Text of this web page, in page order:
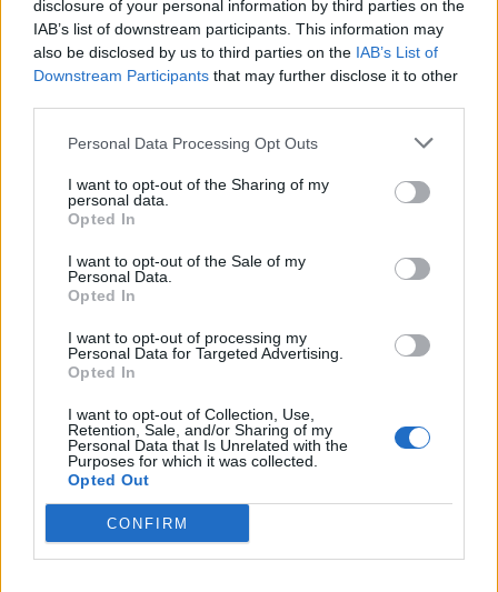
disclosure of your personal information by third parties on the
IAB’s list of downstream participants. This information may
also be disclosed by us to third parties on the IAB’s List of
Downstream Participants that may further disclose it to other
Personal Data Processing Opt Outs
I want to opt-out of the Sharing of my
personal data.
Opted In
I want to opt-out of the Sale of my
Personal Data.
Opted In
I want to opt-out of processing my
Personal Data for Targeted Advertising.
Opted In
I want to opt-out of Collection, Use,
Retention, Sale, and/or Sharing of my
Personal Data that Is Unrelated with the
Purposes for which it was collected.
Opted Out
CONFIRM
Un bon réflexe consiste à racler immédiatement les assiettes, à
rincer celles qui ont contenu des aliments sensibles, puis à les laver
rapidement avec de l’eau chaude et un détergent. Il est également
Article précédent
Le médecin des stars
Stéphane Delajoux opère
toujours à Paris
comment obtenir un